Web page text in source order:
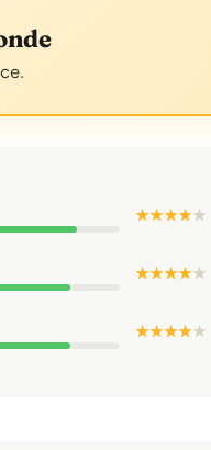
★ ★ ★ ★★
★ ★ ★ ★★
★ ★ ★ ★★